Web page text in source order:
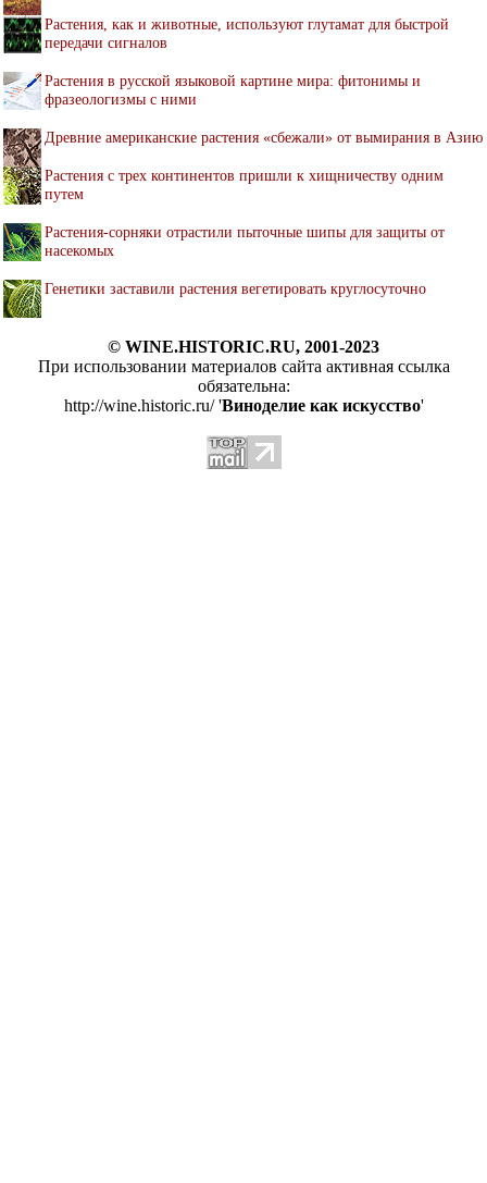
Растения, как и животные, используют глутамат для быстрой
передачи сигналов
Растения в русской языковой картине мира: фитонимы и
фразеологизмы с ними
Древние американские растения «сбежали» от вымирания в Азию
Растения с трех континентов пришли к хищничеству одним
путем
Растения-сорняки отрастили пыточные шипы для защиты от
насекомых
Генетики заставили растения вегетировать круглосуточно
© WINE.HISTORIC.RU, 2001-2023
При использовании материалов сайта активная ссылка
обязательна:
http://wine.historic.ru/ 'Виноделие как искусство'